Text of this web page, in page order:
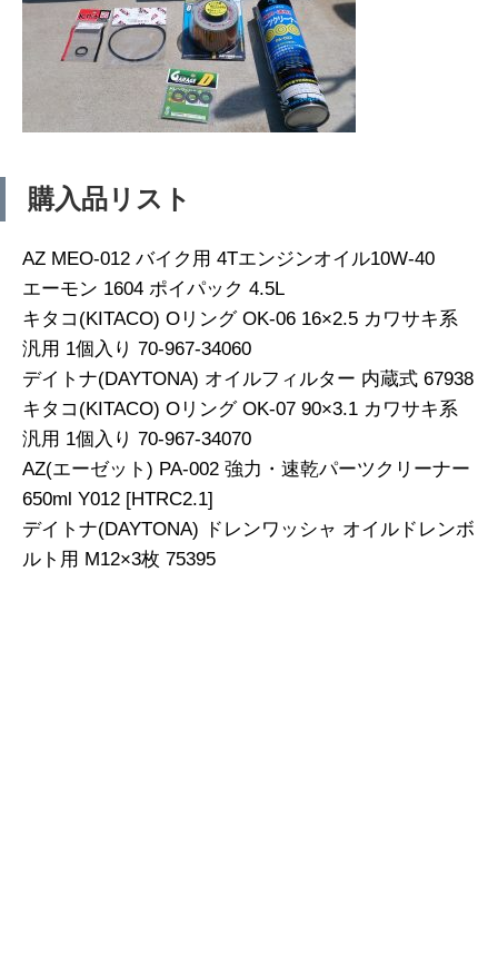
購入品リスト
AZ MEO-012 バイク用 4Tエンジンオイル10W-40
エーモン 1604 ポイパック 4.5L
キタコ(KITACO) Oリング OK-06 16×2.5 カワサキ系
汎用 1個入り 70-967-34060
デイトナ(DAYTONA) オイルフィルター 内蔵式 67938
キタコ(KITACO) Oリング OK-07 90×3.1 カワサキ系
汎用 1個入り 70-967-34070
AZ(エーゼット) PA-002 強力・速乾パーツクリーナー
650ml Y012 [HTRC2.1]
デイトナ(DAYTONA) ドレンワッシャ オイルドレンボ
ルト用 M12×3枚 75395